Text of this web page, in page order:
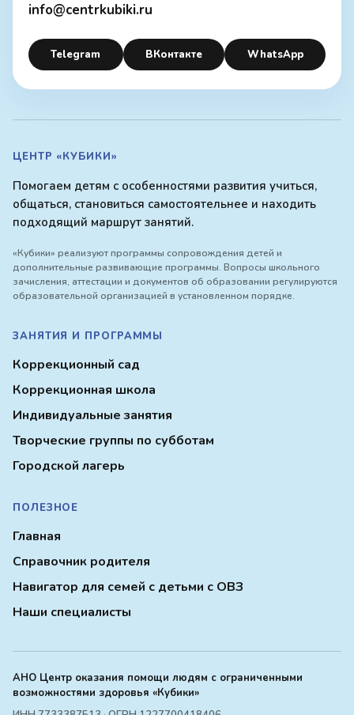
info@centrkubiki.ru
Telegram ВКонтакте WhatsApp
ЦЕНТР «КУБИКИ»
Помогаем детям с особенностями развития учиться,
общаться, становиться самостоятельнее и находить
подходящий маршрут занятий.
«Кубики» реализуют программы сопровождения детей и
дополнительные развивающие программы. Вопросы школьного
зачисления, аттестации и документов об образовании регулируются
образовательной организацией в установленном порядке.
ЗАНЯТИЯ И ПРОГРАММЫ
Коррекционный сад
Коррекционная школа
Индивидуальные занятия
Творческие группы по субботам
Городской лагерь
ПОЛЕЗНОЕ
Главная
Справочник родителя
Навигатор для семей с детьми с ОВЗ
Наши специалисты
АНО Центр оказания помощи людям с ограниченными
возможностями здоровья «Кубики»